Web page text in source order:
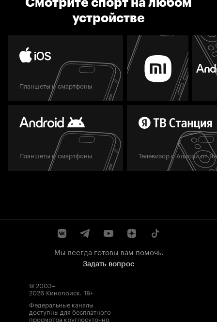
устройстве
Планшеты и смартфоны
Планшеты и смартфоны Телевизор с Алисой от
Мы всегда готовы вам помочь.
Задать вопрос
© 2003–
2026 Кинопоиск. 18+
Федеральные каналы
доступны для бесплатного
просмотра круглосуточно